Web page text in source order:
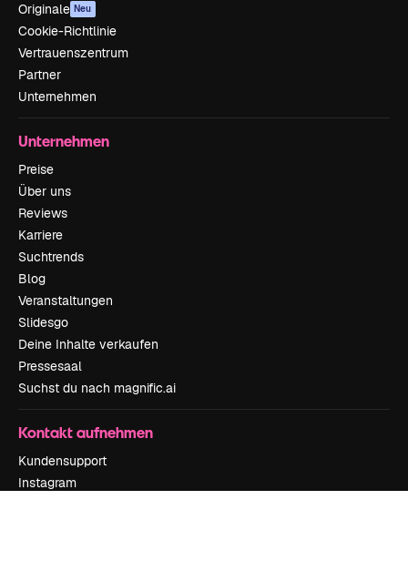
Originale Neu
Cookie-Richtlinie
Vertrauenszentrum
Partner
Unternehmen
Unternehmen
Preise
Über uns
Reviews
Karriere
Suchtrends
Blog
Veranstaltungen
Slidesgo
Deine Inhalte verkaufen
Pressesaal
Suchst du nach magnific.ai
Kontakt aufnehmen
Kundensupport
Instagram